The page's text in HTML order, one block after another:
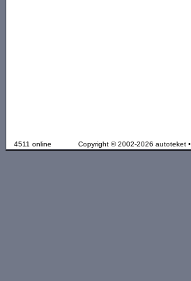
4511 online Copyright © 2002-2026 autoteket •